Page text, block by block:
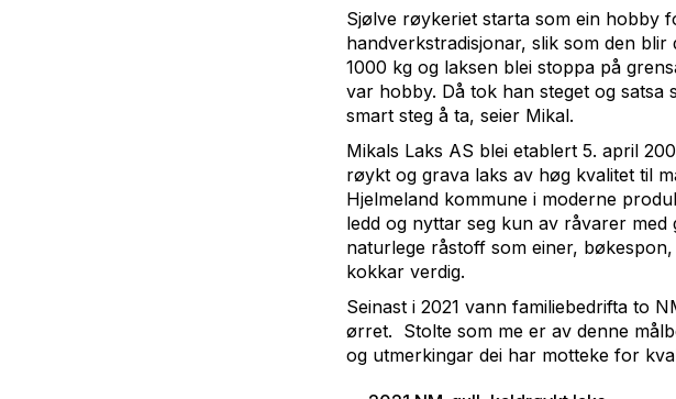
Sjølve røykeriet starta som ein hobby
handverkstradisjonar, slik som den
1000 kg og laksen blei stoppa på
var hobby. Då tok han steget og satsa
smart steg å ta, seier Mikal.
Mikals Laks AS blei etablert 5. april
røykt og grava laks av høg kvalitet til
Hjelmeland kommune i moderne
ledd og nyttar seg kun av råvarer
naturlege råstoff som einer,
kokkar verdig.
Seinast i 2021 vann familiebedrifta to
ørret. Stolte som me er av denne
og utmerkingar dei har motteke for